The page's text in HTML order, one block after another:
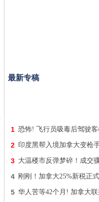
最新专稿
1 恐怖! 飞行员吸毒后驾驶
2 印度黑帮入境加拿大变枪
3 大温楼市反弹梦碎！成交
4 刚刚！加拿大25%新税正
5 华人苦等42个月! 加拿大